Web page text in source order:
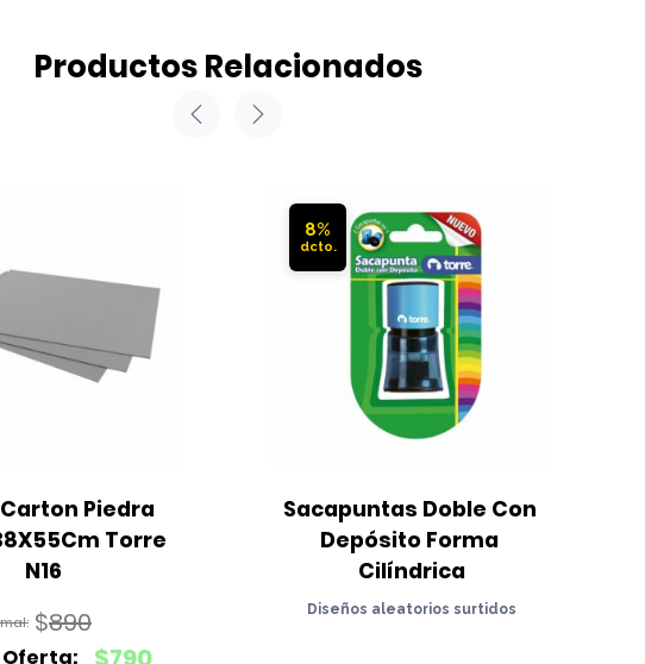
Productos Relacionados
Piedra
Torre
N16
$890
El
8%
Sacapuntas Doble Con
Depósito Forma
Cilíndrica
Diseños aleatorios surtidos